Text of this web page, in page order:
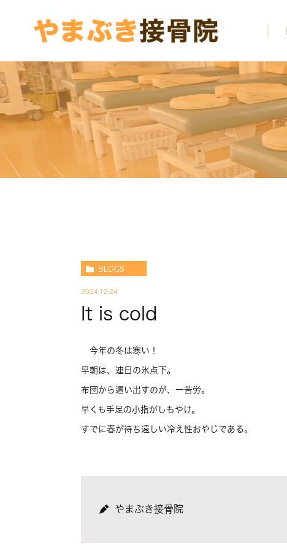
BLOGS
2024.12.24
It is cold
今年の冬は寒い！
早朝は、連日の氷点下。
布団から這い出すのが、一苦労。
早くも手足の小指がしもやけ。
すでに春が待ち遠しい冷え性おやじである。
やまぶき接骨院